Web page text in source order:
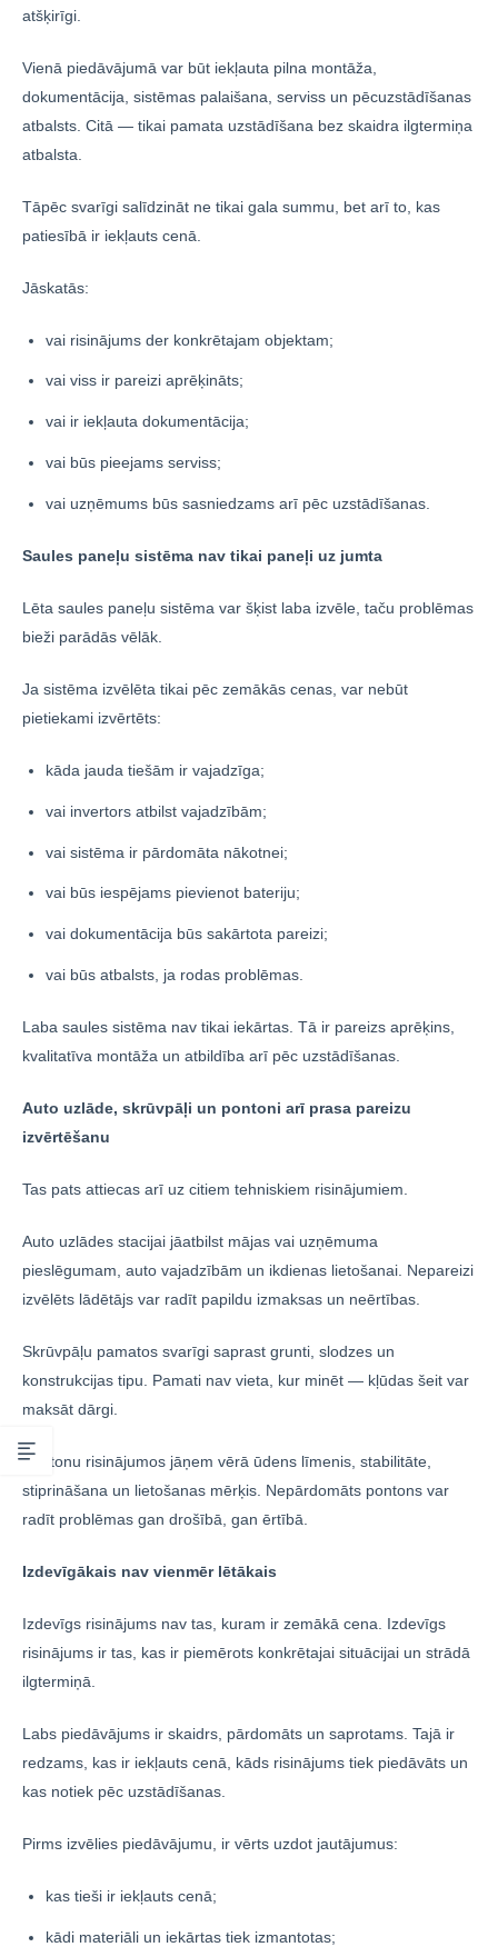
atšķirīgi.
Vienā piedāvājumā var būt iekļauta pilna montāža,
dokumentācija, sistēmas palaišana, serviss un pēcuzstādīšanas
atbalsts. Citā — tikai pamata uzstādīšana bez skaidra ilgtermiņa
atbalsta.
Tāpēc svarīgi salīdzināt ne tikai gala summu, bet arī to, kas
patiesībā ir iekļauts cenā.
Jāskatās:
vai risinājums der konkrētajam objektam;
vai viss ir pareizi aprēķināts;
vai ir iekļauta dokumentācija;
vai būs pieejams serviss;
vai uzņēmums būs sasniedzams arī pēc uzstādīšanas.
Saules paneļu sistēma nav tikai paneļi uz jumta
Lēta saules paneļu sistēma var šķist laba izvēle, taču problēmas
bieži parādās vēlāk.
Ja sistēma izvēlēta tikai pēc zemākās cenas, var nebūt
pietiekami izvērtēts:
kāda jauda tiešām ir vajadzīga;
vai invertors atbilst vajadzībām;
vai sistēma ir pārdomāta nākotnei;
vai būs iespējams pievienot bateriju;
vai dokumentācija būs sakārtota pareizi;
vai būs atbalsts, ja rodas problēmas.
Laba saules sistēma nav tikai iekārtas. Tā ir pareizs aprēķins,
kvalitatīva montāža un atbildība arī pēc uzstādīšanas.
Auto uzlāde, skrūvpāļi un pontoni arī prasa pareizu
izvērtēšanu
Tas pats attiecas arī uz citiem tehniskiem risinājumiem.
Auto uzlādes stacijai jāatbilst mājas vai uzņēmuma
pieslēgumam, auto vajadzībām un ikdienas lietošanai. Nepareizi
izvēlēts lādētājs var radīt papildu izmaksas un neērtības.
Skrūvpāļu pamatos svarīgi saprast grunti, slodzes un
konstrukcijas tipu. Pamati nav vieta, kur minēt — kļūdas šeit var
maksāt dārgi.
Pontonu risinājumos jāņem vērā ūdens līmenis, stabilitāte,
stiprināšana un lietošanas mērķis. Nepārdomāts pontons var
radīt problēmas gan drošībā, gan ērtībā.
Izdevīgākais nav vienmēr lētākais
Izdevīgs risinājums nav tas, kuram ir zemākā cena. Izdevīgs
risinājums ir tas, kas ir piemērots konkrētajai situācijai un strādā
ilgtermiņā.
Labs piedāvājums ir skaidrs, pārdomāts un saprotams. Tajā ir
redzams, kas ir iekļauts cenā, kāds risinājums tiek piedāvāts un
kas notiek pēc uzstādīšanas.
Pirms izvēlies piedāvājumu, ir vērts uzdot jautājumus:
kas tieši ir iekļauts cenā;
kādi materiāli un iekārtas tiek izmantotas;